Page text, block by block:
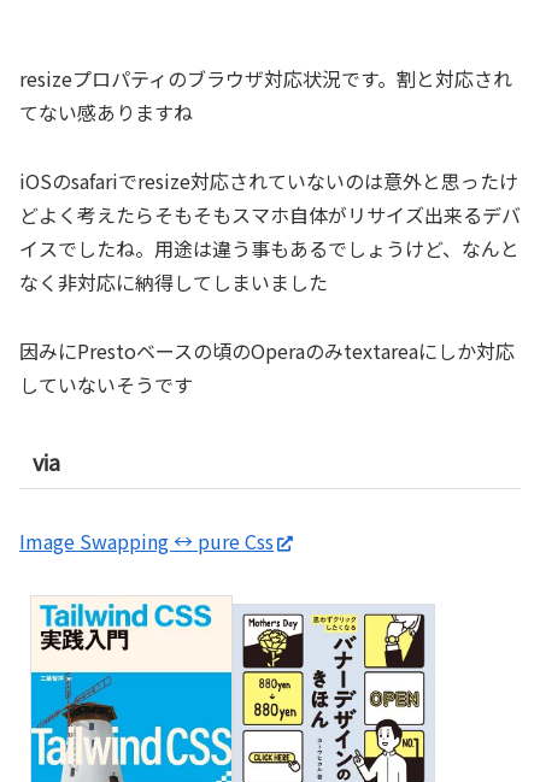
resizeプロパティのブラウザ対応状況です。割と対応され
てない感ありますね
iOSのsafariでresize対応されていないのは意外と思ったけ
どよく考えたらそもそもスマホ自体がリサイズ出来るデバ
イスでしたね。用途は違う事もあるでしょうけど、なんと
なく非対応に納得してしまいました
因みにPrestoベースの頃のOperaのみtextareaにしか対応
していないそうです
via
Image Swapping ↔ pure Css